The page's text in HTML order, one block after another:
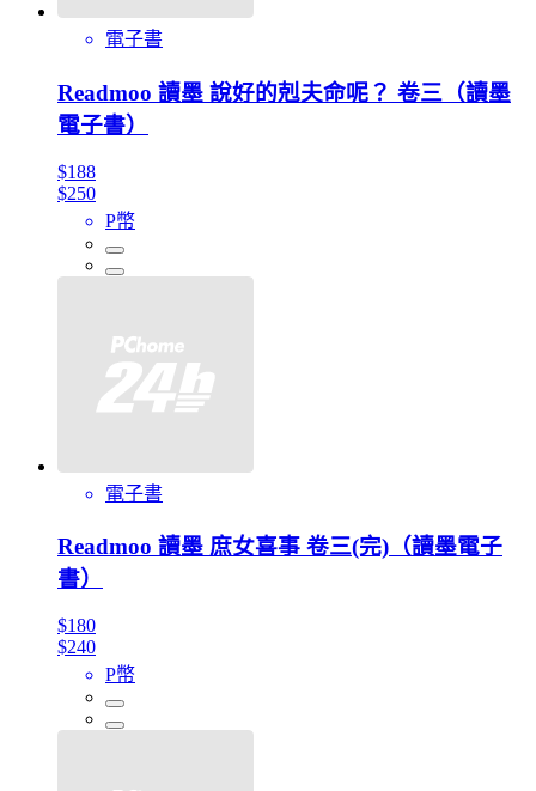
電子書
Readmoo 讀墨 說好的剋夫命呢？ 卷三（讀墨
電子書）
$188
$250
P幣
電子書
Readmoo 讀墨 庶女喜事 卷三(完)（讀墨電子
書）
$180
$240
P幣